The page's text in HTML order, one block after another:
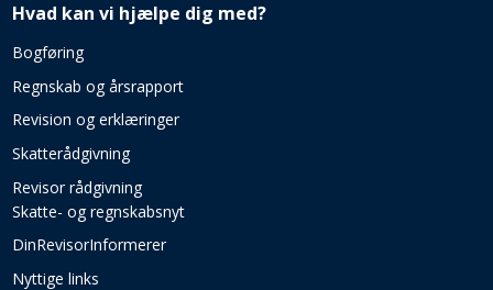
Hvad kan vi hjælpe dig med?​
Bogføring​
Regnskab og årsrapport
Revision og erklæringer
Skatterådgivning
Revisor rådgivning
Skatte- og regnskabsnyt
DinRevisorInformerer
Nyttige links